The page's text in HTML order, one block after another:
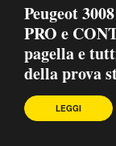
Peugeot
PRO e
pagella e
della prova
LEGGI